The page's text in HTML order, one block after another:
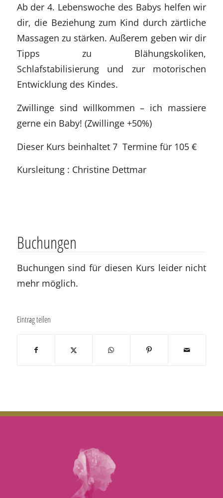
Ab der 4. Lebenswoche des Babys helfen wir
dir, die Beziehung zum Kind durch zärtliche
Massagen zu stärken. Außerem geben wir dir
Tipps zu Blähungskoliken,
Schlafstabilisierung und zur motorischen
Entwicklung des Kindes.
Zwillinge sind willkommen – ich massiere
gerne ein Baby! (Zwillinge +50%)
Dieser Kurs beinhaltet 7 Termine für 105 €
Kursleitung : Christine Dettmar
Buchungen
Buchungen sind für diesen Kurs leider nicht
mehr möglich.
Eintrag teilen